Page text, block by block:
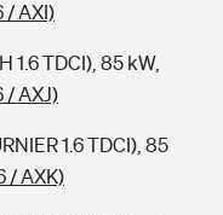
/ AXI)
1.6 TDCI), 85 kW,
/ AXJ)
1.6 TDCI), 85
/ AXK)